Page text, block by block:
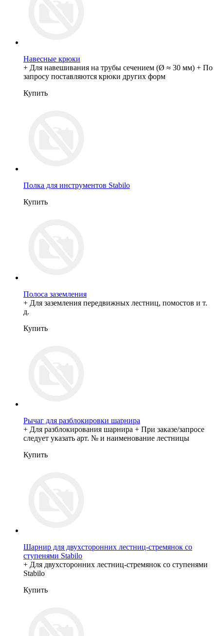
Навесные крюки
+ Для навешивания на трубы сечением (Ø ≈ 30 мм) + По
запросу поставляются крюки других форм
Купить
Полка для инструментов Stabilo
Купить
Полоса заземления
+ Для заземления передвижных лестниц, помостов и т.
д.
Купить
Рычаг для разблокировки шарнира
+ Для разблокирования шарнира + При заказе/запросе
следует указать арт. № и наименование лестницы
Купить
Шарнир для двухсторонних лестниц-стремянок со
ступенями Stabilo
+ Для двухсторонних лестниц-стремянок со ступенями
Stabilo
Купить